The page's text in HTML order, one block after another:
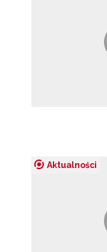
Aktualności